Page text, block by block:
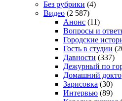
Без рубрики (4)
Видео (2 587)
Анонс (11)
Вопросы и
Городские
Гость в студии
Давности (337)
Дежурный по
Домашний
Зарисовка (30)
Интервью (89)